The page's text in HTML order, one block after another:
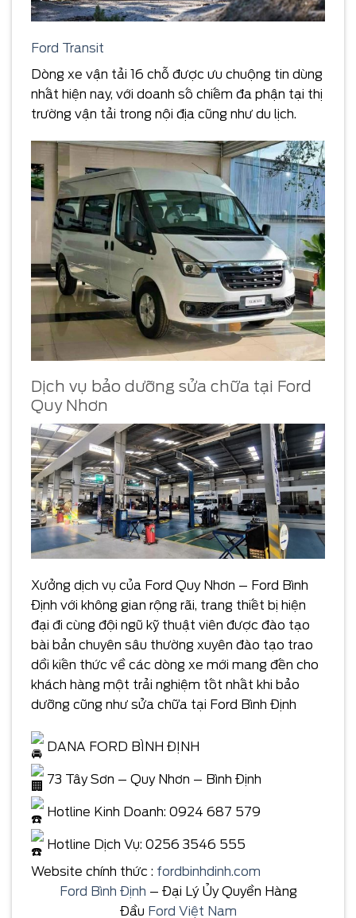
Ford Transit
Dòng xe vận tải 16 chỗ được ưu chuộng tin dùng
nhất hiện nay, với doanh số chiếm đa phận tại thị
trường vận tải trong nội địa cũng như du lịch.
Dịch vụ bảo dưỡng sửa chữa tại Ford
Quy Nhơn
Xưởng dịch vụ của Ford Quy Nhơn – Ford Bình
Định với không gian rộng rãi, trang thiết bị hiện
đại đi cùng đội ngũ kỹ thuật viên được đào tạo
bài bản chuyên sâu thường xuyên đào tạo trao
dồi kiến thức về các dòng xe mới mang đến cho
khách hàng một trải nghiệm tốt nhất khi bảo
dưỡng cũng như sửa chữa tại Ford Bình Định
DANA FORD BÌNH ĐỊNH
73 Tây Sơn – Quy Nhơn – Bình Định
Hotline Kinh Doanh: 0924 687 579
Hotline Dịch Vụ: 0256 3546 555
Website chính thức : fordbinhdinh.com
Ford Bình Định – Đại Lý Ủy Quyền Hàng
Đầu Ford Việt Nam